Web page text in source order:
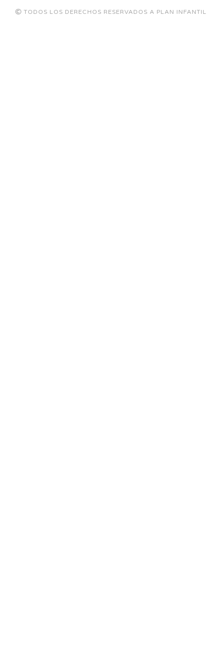
TODOS LOS DERECHOS RESERVADOS A PLAN INFANTIL